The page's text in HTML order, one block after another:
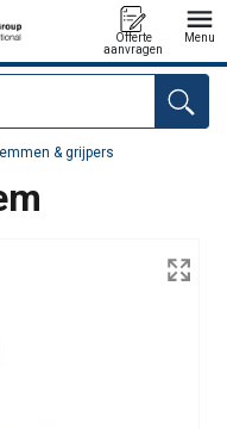
Offerte
aanvragen
Menu
& grijpers